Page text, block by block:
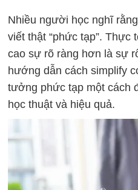
Nhiều người học nghĩ
viết thật “phức tạp”. Thực
cao sự rõ ràng hơn là sự
hướng dẫn cách simplify
tưởng phức tạp một cách
học thuật và hiệu quả.